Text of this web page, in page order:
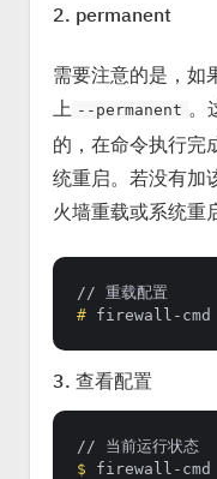
2. permanent
需要注意的是，如
上 --permanent 。
的，在命令执行完
统重启。若没有加
火墙重载或系统重
// 重载配置
# firewall-
3. 查看配置
// 当前运行状态
$ firewall-